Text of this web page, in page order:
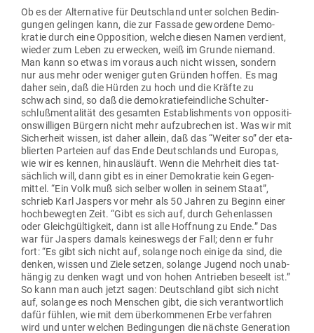
Ob es der Alter­native für Deutschland unter solchen Bedin­
gungen gelingen kann, die zur Fassade gewordene Demo­
kratie durch eine Oppo­sition, welche diesen Namen ver­dient,
wieder zum Leben zu erwecken, weiß im Grunde niemand.
Man kann so etwas im voraus auch nicht wissen, sondern
nur aus mehr oder weniger guten Gründen hoffen. Es mag
daher sein, daß die Hürden zu hoch und die Kräfte zu
schwach sind, so daß die demo­kra­tie­feind­liche Schul­ter­
schluß­men­ta­lität des gesamten Estab­lish­ments von oppo­si­ti­
ons­wil­ligen Bürgern nicht mehr auf­zu­brechen ist. Was wir mit
Sicherheit wissen, ist daher allein, daß das “Weiter so” der eta­
blierten Par­teien auf das Ende Deutsch­lands und Europas,
wie wir es kennen, hin­aus­läuft. Wenn die Mehrheit dies tat­
sächlich will, dann gibt es in einer Demo­kratie kein Gegen­
mittel. “Ein Volk muß sich selber wollen in seinem Staat”,
schrieb Karl Jaspers vor mehr als 50 Jahren zu Beginn einer
hoch­be­wegten Zeit. “Gibt es sich auf, durch Gehen­lassen
oder Gleich­gül­tigkeit, dann ist alle Hoffnung zu Ende.” Das
war für Jaspers damals kei­neswegs der Fall; denn er fuhr
fort: “Es gibt sich nicht auf, solange noch einige da sind, die
denken, wissen und Ziele setzen, solange Jugend noch unab­
hängig zu denken wagt und von hohen Antrieben beseelt ist.”
So kann man auch jetzt sagen: Deutschland gibt sich nicht
auf, solange es noch Men­schen gibt, die sich ver­ant­wortlich
dafür fühlen, wie mit dem über­kom­menen Erbe ver­fahren
wird und unter welchen Bedin­gungen die nächste Gene­ration